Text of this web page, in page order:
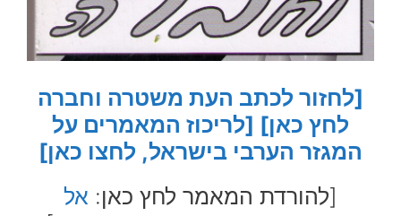
[לחזור לכתב העת משטרה וחברה
לחץ כאן] [לריכוז המאמרים על
המגזר הערבי בישראל, לחצו כאן]
[להורדת המאמר לחץ כאן: אל